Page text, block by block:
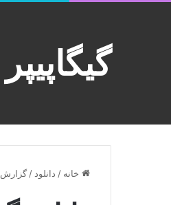
گیگاپیپر
خانه / دانلود / گزارش